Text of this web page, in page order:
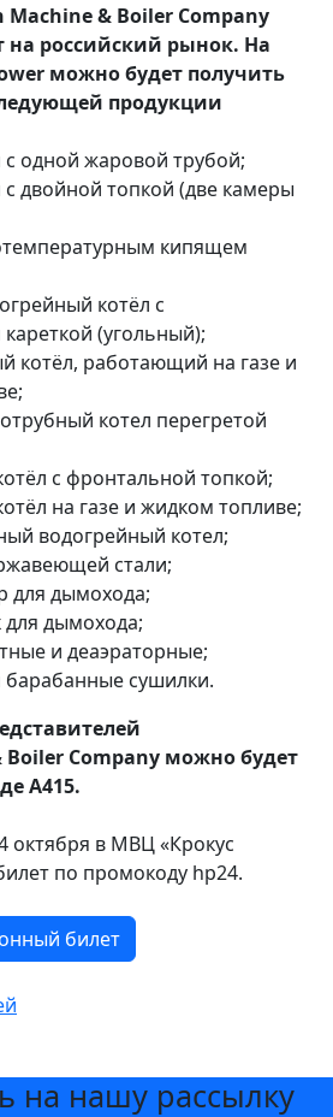
& Boiler Company
на российский рынок. На
можно будет получить
продукции
с одной жаровой трубой;
с двойной топкой (две камеры
кипящем
котёл с
(угольный);
котёл, работающий на газе и
котел перегретой
с фронтальной топкой;
на газе и жидком топливе;
водогрейный котел;
стали;
для дымохода;
дымохода;
и деаэраторные;
сушилки.
Boiler Company можно будет
А415.
октября в МВЦ «Крокус
по промокоду hp24.
билет
на нашу рассылку